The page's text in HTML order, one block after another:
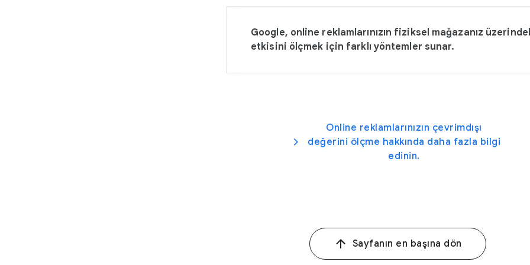
Google, online reklamlarınızın fiziksel mağazanız
etkisini ölçmek için farklı yöntemler sunar.
Online reklamlarınızın çevrimdışı
değerini ölçme hakkında daha fazla bilgi
edinin.
Sayfanın en başına dön